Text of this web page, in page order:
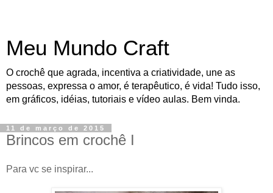
Meu Mundo Craft
O crochê que agrada, incentiva a criatividade, une as
pessoas, expressa o amor, é terapêutico, é vida! Tudo isso,
em gráficos, idéias, tutoriais e vídeo aulas. Bem vinda.
11 de março de 2015
Brincos em crochê I
Para vc se inspirar...